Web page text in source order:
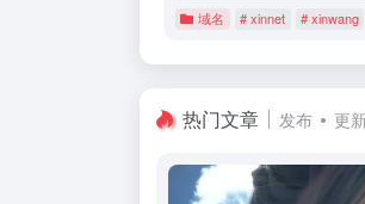
域名 # xinnet # xinwang
热门文章 发布 更